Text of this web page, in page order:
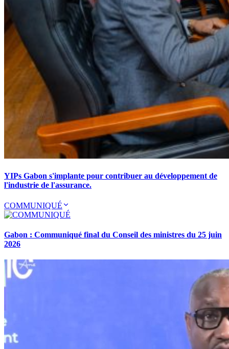
YIPs Gabon s'implante pour contribuer au développement de
l'industrie de l'assurance.
COMMUNIQUÉ
Gabon : Communiqué final du Conseil des ministres du 25 juin
2026